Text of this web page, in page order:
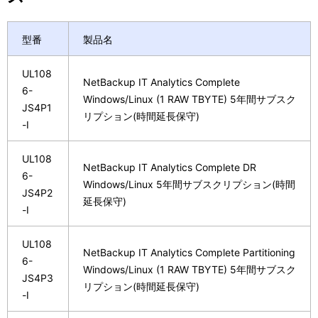
型番 製品名
UL108
6-
JS4P1
-I
NetBackup IT Analytics Complete
Windows/Linux (1 RAW TBYTE) 5年間サブスク
リプション(時間延長保守)
UL108
6-
JS4P2
-I
NetBackup IT Analytics Complete DR
Windows/Linux 5年間サブスクリプション(時間
延長保守)
UL108
6-
JS4P3
-I
NetBackup IT Analytics Complete Partitioning
Windows/Linux (1 RAW TBYTE) 5年間サブスク
リプション(時間延長保守)